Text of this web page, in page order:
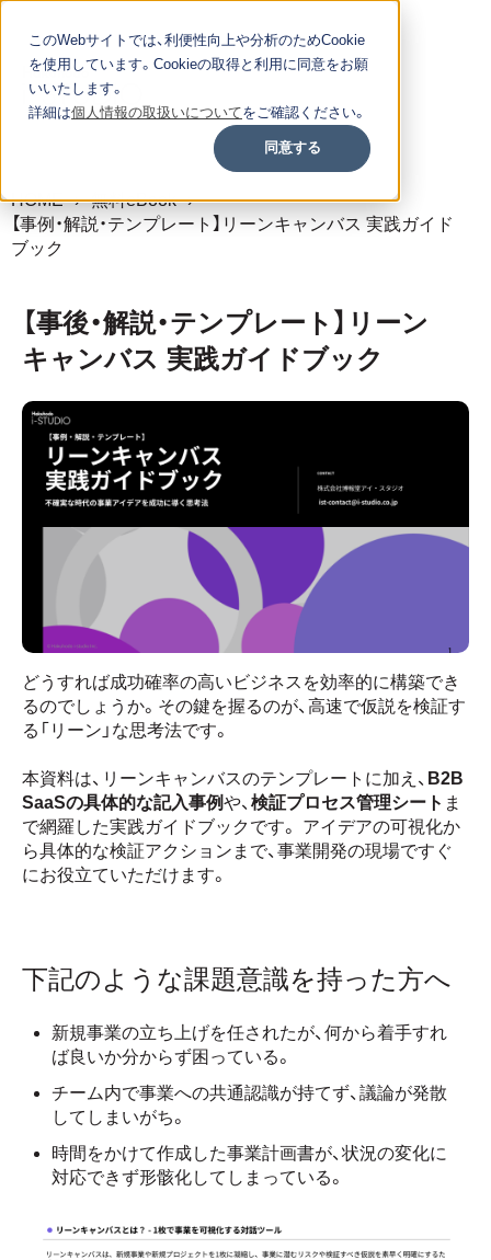
このWebサイトでは、利便性向上や分析のためCookie
を使用しています。Cookieの取得と利用に同意をお願
いいたします。
詳細は個人情報の取扱いについてをご確認ください。
同意する
HOME
無料eBook
【事例・解説・テンプレート】リーンキャンバス 実践ガイド
ブック
【事後・解説・テンプレート】リーン
キャンバス 実践ガイドブック
どうすれば成功確率の高いビジネスを効率的に構築でき
るのでしょうか。その鍵を握るのが、高速で仮説を検証す
る「リーン」な思考法です。
本資料は、リーンキャンバスのテンプレートに加え、 B2B
SaaSの具体的な記入事例や、 検証プロセス管理シート ま
で網羅した実践ガイドブックです。 アイデアの可視化か
ら具体的な検証アクションまで、事業開発の現場ですぐ
にお役立ていただけます。
下記のような課題意識を持った方へ
新規事業の立ち上げを任されたが、何から着手すれ
ば良いか分からず困っている。
チーム内で事業への共通認識が持てず、議論が発散
してしまいがち。
時間をかけて作成した事業計画書が、状況の変化に
対応できず形骸化してしまっている。